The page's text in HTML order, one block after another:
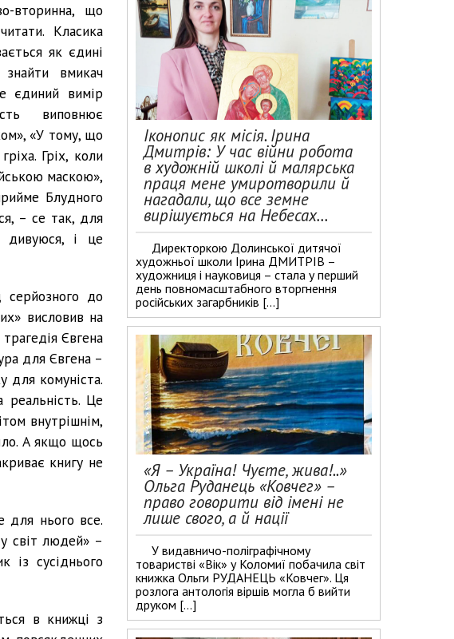
вторинна, що
Класика
як єдині
вмикач
єдиний вимір
виповнює
«У тому, що
Гріх, коли
маскою»,
Блудного
– се так, для
дивуюся, і це
серйозного до
висловив на
Євгена
для Євгена –
для комуніста.
Це
внутрішнім,
А якщо щось
книгу не
для нього все.
світ людей» –
із сусіднього
в книжці з
Іконопис як місія. Ірина
Дмитрів: У час війни робота
в художній школі й малярська
праця мене умиротворили й
нагадали, що все земне
вирішується на Небесах…
Директоркою Долинської дитячої
художньої школи Ірина ДМИТРІВ –
художниця і науковиця – стала у перший
день повномасштабного вторгнення
російських загарбників […]
«Я – Україна! Чуєте, жива!..»
Ольга Руданець «Ковчег» –
право говорити від імені не
лише свого, а й нації
У видавничо-поліграфічному
товаристві «Вік» у Коломиї побачила світ
книжка Ольги РУДАНЕЦЬ «Ковчег». Ця
розлога антологія віршів могла б вийти
друком […]